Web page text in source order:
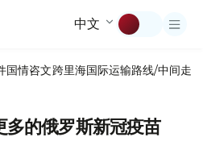
中文
国情咨文跨里海国际运输路线/中间走廊
的俄罗斯新冠疫苗